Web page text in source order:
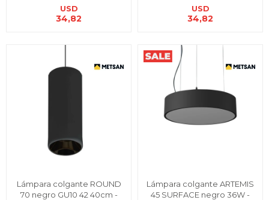
USD
34,82
USD
34,82
Lámpara colgante ROUND
70 negro GU10 42 40cm -
Lámpara colgante ARTEMIS
45 SURFACE negro 36W -